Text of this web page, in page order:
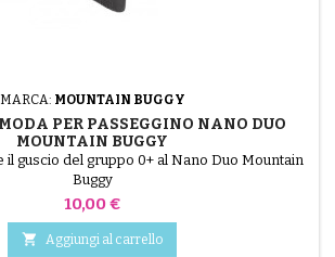
MARCA: MOUNTAIN BUGGY
PER PASSEGGINO NANO DUO
MOUNTAIN BUGGY
il guscio del gruppo 0+ al Nano Duo Mountain
Buggy
Prezzo
10,00 €
 Aggiungi al carrello